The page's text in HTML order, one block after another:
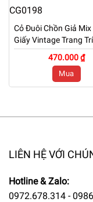
Cỏ Đuôi Chồn Giả Mix
Giấy Vintage Trang
Hàng, Studio, Tiệm
Văn Phòng, Nhà Cửa
70cm – Mã: PN-
470.000 ₫
Mua
LIÊN HỆ VỚI
Hotline & Zalo:
0972.678.314 -